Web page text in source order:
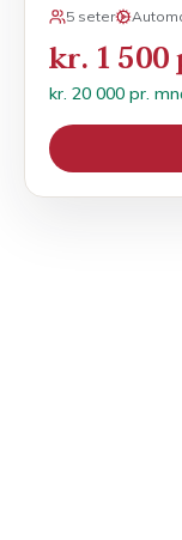
5 seter
kr. 1 500
kr. 20 000 pr.